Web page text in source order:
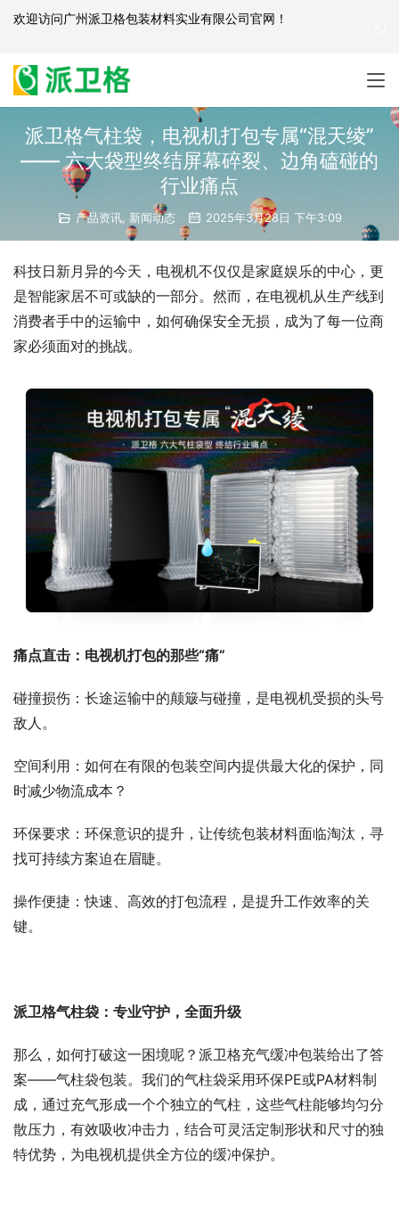
派卫格气柱袋，电视机打包专属“混天绫”
—— 六大袋型终结屏幕碎裂、边角磕碰的
行业痛点
产品资讯, 新闻动态 2025年3月28日 下午3:09
科技日新月异的今天，电视机不仅仅是家庭娱乐的中心，更
是智能家居不可或缺的一部分。然而，在电视机从生产线到
消费者手中的运输中，如何确保安全无损，成为了每一位商
家必须面对的挑战。
痛点直击：电视机打包的那些“痛”
碰撞损伤：长途运输中的颠簸与碰撞，是电视机受损的头号
敌人。
空间利用：如何在有限的包装空间内提供最大化的保护，同
时减少物流成本？
环保要求：环保意识的提升，让传统包装材料面临淘汰，寻
找可持续方案迫在眉睫。
操作便捷：快速、高效的打包流程，是提升工作效率的关
键。
派卫格气柱袋：专业守护，全面升级
那么，如何打破这一困境呢？派卫格充气缓冲包装给出了答
案——气柱袋包装。我们的气柱袋采用环保PE或PA材料制
成，通过充气形成一个个独立的气柱，这些气柱能够均匀分
散压力，有效吸收冲击力，结合可灵活定制形状和尺寸的独
特优势，为电视机提供全方位的缓冲保护。
欢迎访问广州派卫格包装材料实业有限公司官网 ！